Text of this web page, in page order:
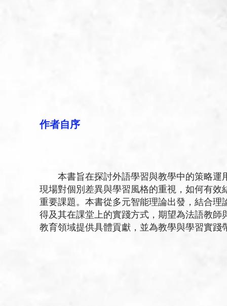
作者自序
本書旨在探討外語學習與教學中的策略運
現場對個別差異與學習風格的重視，如何有
重要課題。本書從多元智能理論出發，結合
得及其在課堂上的實踐方式，期望為法語教
教育領域提供具體貢獻，並為教學與學習實踐